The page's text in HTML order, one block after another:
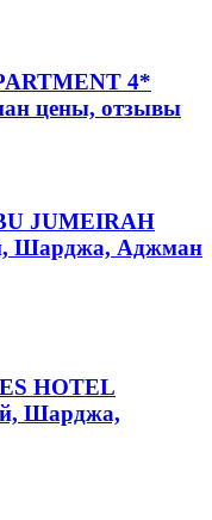
4*
цены, отзывы
JUMEIRAH
Шарджа, Аджман
HOTEL
Шарджа,